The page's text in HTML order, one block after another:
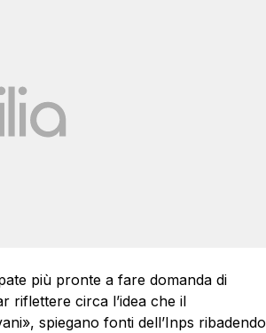
più pronte a fare domanda di
riflettere circa l’idea che il
spiegano fonti dell’Inps ribadendo